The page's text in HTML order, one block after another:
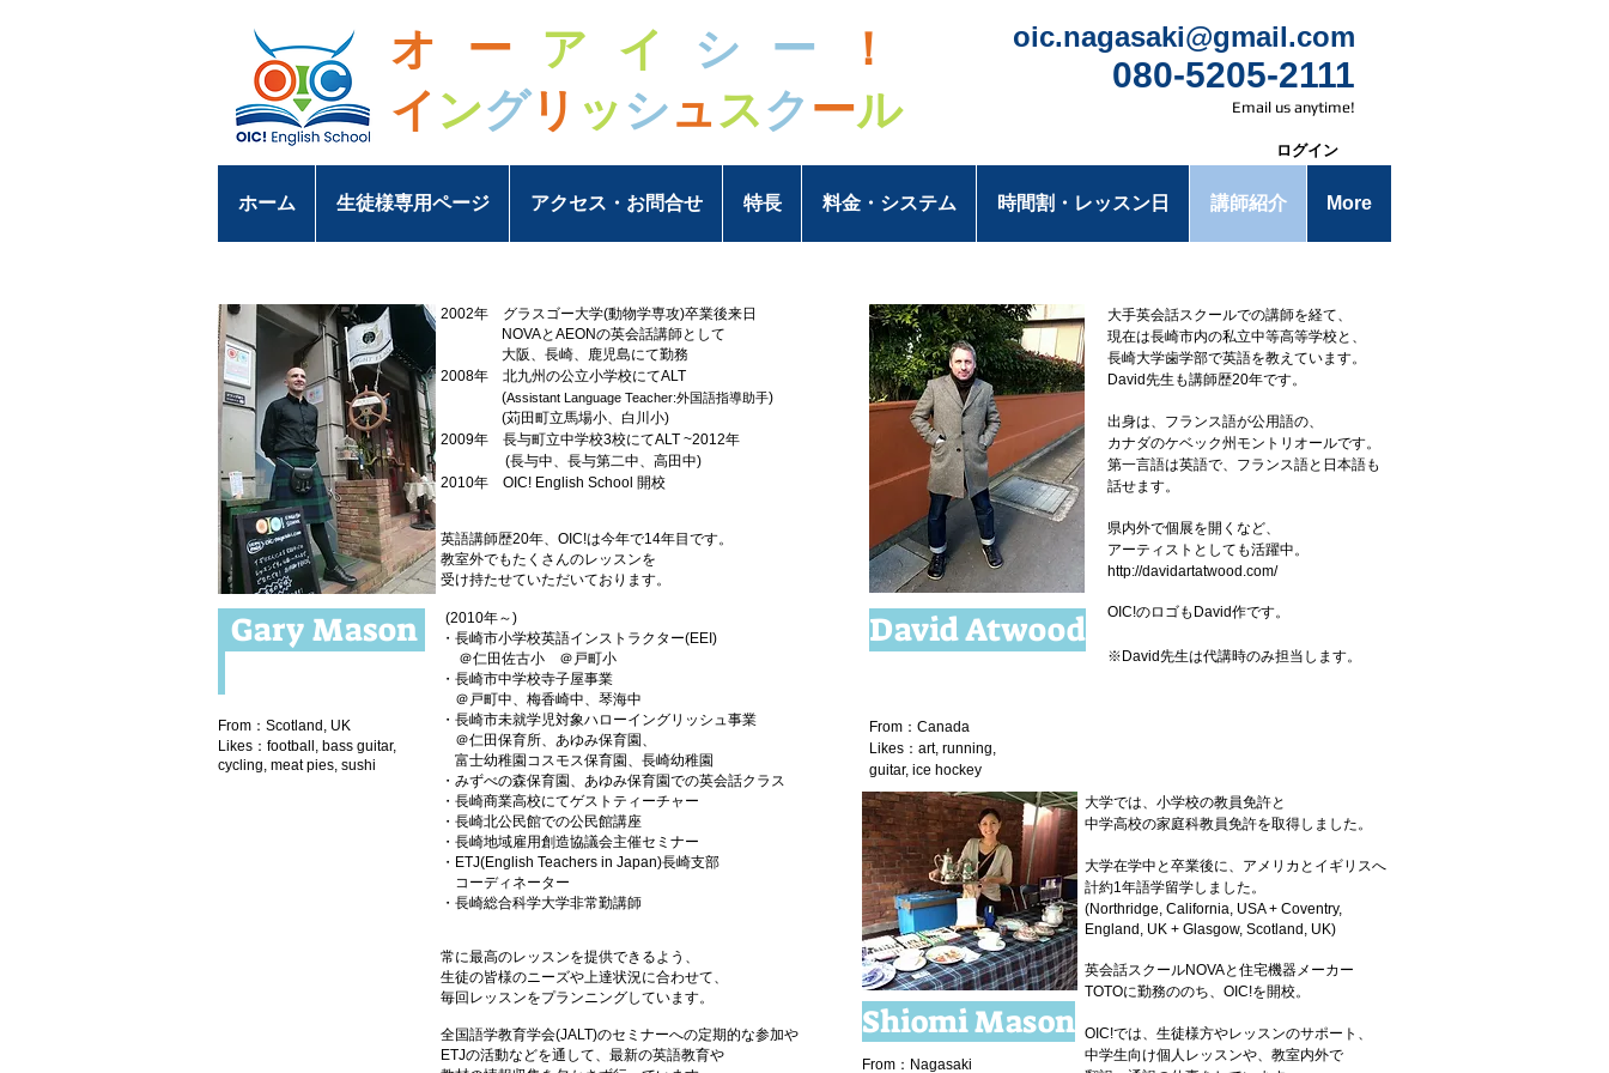
オー アイ シー
！
イ ングリ ッ シュスク ール
oic.nagasaki@gmail.com
080-5205-2111
Email us anytime!
ログイン
ホーム 生徒様専用ページ アクセス・お問合せ 特長 料金・システム 時間割・レッスン日 講師紹介 More
Gary Mason
From：Scotland, UK
Likes：football, bass guitar,
cycling, meat pies, sushi
2002年 グラスゴー大学(動物学専攻)卒業後来日
NOVAとAEONの英会話講師として
大阪、長崎、鹿児島にて勤務
2008年 北九州の公立小学校にてALT
(Assistant Language Teacher:外国語指導助手)
(苅田町立馬場小、白川小)
2009年 長与町立中学校3校にてALT ~2012年
(長与中、長与第二中、高田中)
2010年 OIC! English School 開校
英語講師歴20年、OIC!は今年で14年目です。
教室外でもたくさんのレッスンを
受け持たせていただいております。
(2010年～)
・長崎市小学校英語インストラクター(EEI)
＠仁田佐古小 ＠戸町小
・長崎市中学校寺子屋事業
＠戸町中、梅香崎中、琴海中
・長崎市未就学児対象ハローイングリッシュ事業
＠仁田保育所、あゆみ保育園、
富士幼稚園コスモス保育園、 長崎幼稚園
・みずべの森保育園、あゆみ保育園での英会話クラス
・長崎商業高校にてゲストティーチャー
・長崎北公民館での公民館講座
・長崎地域雇用創造協議会主催セミナー
・ETJ(English Teachers in Japan)長崎支部
コーディネーター
・長崎総合科学大学非常勤講師
常に最高のレッスンを提供できるよう、
生徒の皆様のニーズや上達状況に合わせて、
毎回レッスンをプランニングしています。
全国語学教育学会(JALT)のセミナーへの定期的な参加や
ETJの活動などを通して、最新の英語教育や
David Atwood
大手英会話スクールでの講師を経て、
現在は長崎市内の私立中等高等学校と、
長崎大学歯学部で英語を教えています。
David先生も講師歴20年です。
出身は、フランス語が公用語の、
カナダのケベック州モントリオールです。
第一言語は英語で、フランス語と日本語も
話せます。
県内外で個展を開くなど、
アーティストとしても活躍中。
http://davidartatwood.com/
OIC!のロゴもDavid作です。
※ David先生は代講時のみ担当します。
From：Canada
Likes：art, running,
guitar, ​ice hockey
大学では、小学校の教員免許と
中学高校の家庭科教員免許を取得しました。
大学在学中と卒業後に、アメリカとイギリスへ
計約1年語学留学しました。
(Northridge, California, USA + Coventry,
England, UK + Glasgow, Scotland, UK)
英会話スクールNOVAと住宅機器メーカー
TOTOに勤務ののち、OIC!を開校。
OIC!では、生徒様方やレッスンのサポート、
中学生向け個人レッスンや、教室内外で
Shiomi Mason
From：Nagasaki